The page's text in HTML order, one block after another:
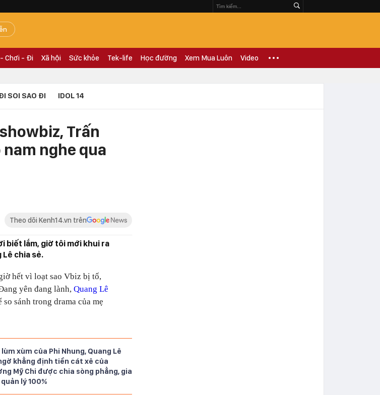
Chơi - Đi Xã hội Sức khỏe Tek-life Học đường Xem Mua Luôn Video
SOI SAO ĐI IDOL 14
Trấn
nghe qua
Theo dõi Kenh14.vn trên
biết lắm, giờ tôi mới khui ra
chia sẻ.
hết vì loạt sao Vbiz bị tố,
yên đang lành, Quang Lê
sánh trong drama của mẹ
lùm xùm của Phi Nhung, Quang Lê
khẳng định tiền cát xê của
Mỹ Chi được chia sòng phẳng, gia
lý 100%